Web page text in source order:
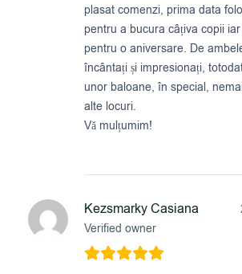
plasat comenzi, prima data
pentru a bucura câțiva copii
pentru o aniversare. De
încântați și impresionați,
unor baloane, în special,
alte locuri.
Vă mulțumim!
Kezsmarky Casiana
Verified owner